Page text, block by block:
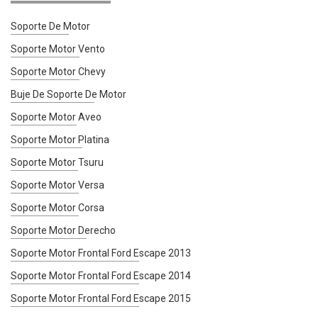
Soporte De Motor
Soporte Motor Vento
Soporte Motor Chevy
Buje De Soporte De Motor
Soporte Motor Aveo
Soporte Motor Platina
Soporte Motor Tsuru
Soporte Motor Versa
Soporte Motor Corsa
Soporte Motor Derecho
Soporte Motor Frontal Ford Escape 2013
Soporte Motor Frontal Ford Escape 2014
Soporte Motor Frontal Ford Escape 2015